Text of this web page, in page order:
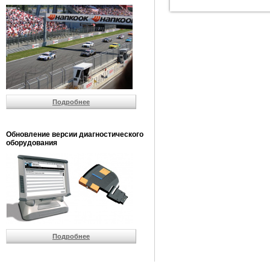
Подробнее
Обновление версии диагностического
оборудования
Подробнее